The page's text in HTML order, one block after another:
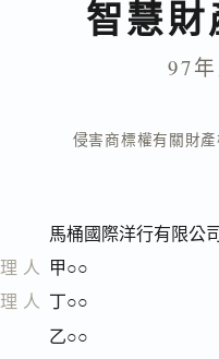
智慧
97
侵害商標權有關財
馬桶國際洋行有限公
人 甲○○
人 丁○○
乙○○